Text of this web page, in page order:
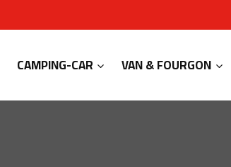
CAMPING-CAR VAN & FOURGON